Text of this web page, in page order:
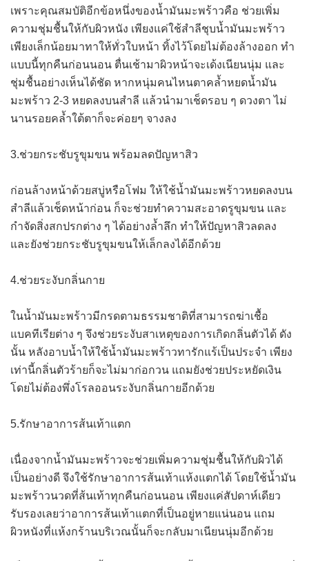
เพราะคุณสมบัติอีกข้อหนึ่งของน้ำมันมะพร้าวคือ ช่วยเพิ่ม
ความชุ่มชื้นให้กับผิวหนัง เพียงแค่ใช้สำลีชุบน้ำมันมะพร้าว
เพียงเล็กน้อยมาทาให้ทั่วใบหน้า ทิ้งไว้โดยไม่ต้องล้างออก ทำ
แบบนี้ทุกคืนก่อนนอน ตื่นเช้ามาผิวหน้าจะเด้งเนียนนุ่ม และ
ชุ่มชื้นอย่างเห็นได้ชัด หากหนุ่มคนไหนตาคล้ำหยดน้ำมัน
มะพร้าว 2-3 หยดลงบนสำลี แล้วนำมาเช็ดรอบ ๆ ดวงตา ไม่
นานรอยคล้ำใต้ตาก็จะค่อยๆ จางลง
3.ช่วยกระชับรูขุมขน พร้อมลดปัญหาสิว
ก่อนล้างหน้าด้วยสบู่หรือโฟม ให้ใช้น้ำมันมะพร้าวหยดลงบน
สำลีแล้วเช็ดหน้าก่อน ก็จะช่วยทำความสะอาดรูขุมขน และ
กำจัดสิ่งสกปรกต่าง ๆ ได้อย่างล้ำลึก ทำให้ปัญหาสิวลดลง
และยังช่วยกระชับรูขุมขนให้เล็กลงได้อีกด้วย
4.ช่วยระงับกลิ่นกาย
ในน้ำมันมะพร้าวมีกรดตามธรรมชาติที่สามารถฆ่าเชื้อ
แบคทีเรียต่าง ๆ จึงช่วยระงับสาเหตุของการเกิดกลิ่นตัวได้ ดัง
นั้น หลังอาบน้ำให้ใช้น้ำมันมะพร้าวทารักแร้เป็นประจำ เพียง
เท่านี้กลิ่นตัวร้ายก็จะไม่มาก่อกวน แถมยังช่วยประหยัดเงิน
โดยไม่ต้องพึ่งโรลออนระงับกลิ่นกายอีกด้วย
5.รักษาอาการส้นเท้าแตก
เนื่องจากน้ำมันมะพร้าวจะช่วยเพิ่มความชุ่มชื้นให้กับผิวได้
เป็นอย่างดี จึงใช้รักษาอาการส้นเท้าแห้งแตกได้ โดยใช้น้ำมัน
มะพร้าวนวดที่ส้นเท้าทุกคืนก่อนนอน เพียงแค่สัปดาห์เดียว
รับรองเลยว่าอาการส้นเท้าแตกที่เป็นอยู่หายแน่นอน แถม
ผิวหนังที่แห้งกร้านบริเวณนั้นก็จะกลับมาเนียนนุ่มอีกด้วย